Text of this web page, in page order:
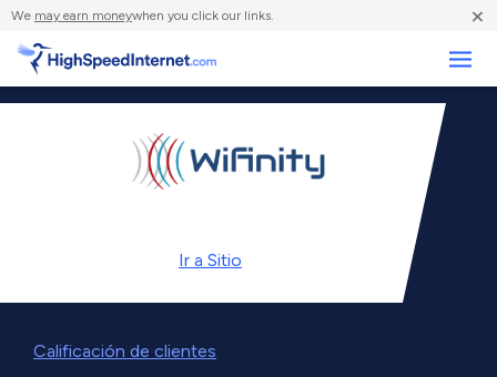
We may earn moneywhen you click our links. ×
Ir a Sitio
Calificación de clientes